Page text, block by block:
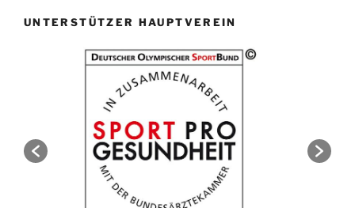
UNTERSTÜTZER HAUPTVEREIN